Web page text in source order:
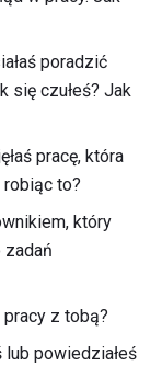
poradzić
się czułeś? Jak
pracę, która
robiąc to?
który
zadań
z tobą?
powiedziałeś